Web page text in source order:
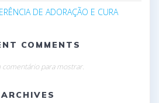
DE ADORAÇÃO E CURA
COMMENTS
comentário para mostrar.
ARCHIVES